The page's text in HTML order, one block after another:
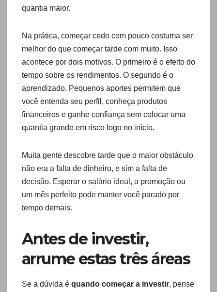
quantia maior.
Na prática, começar cedo com pouco costuma ser
melhor do que começar tarde com muito. Isso
acontece por dois motivos. O primeiro é o efeito do
tempo sobre os rendimentos. O segundo é o
aprendizado. Pequenos aportes permitem que
você entenda seu perfil, conheça produtos
financeiros e ganhe confiança sem colocar uma
quantia grande em risco logo no início.
Muita gente descobre tarde que o maior obstáculo
não era a falta de dinheiro, e sim a falta de
decisão. Esperar o salário ideal, a promoção ou
um mês perfeito pode manter você parado por
tempo demais.
Antes de investir,
arrume estas três áreas
Se a dúvida é quando começar a investir, pense